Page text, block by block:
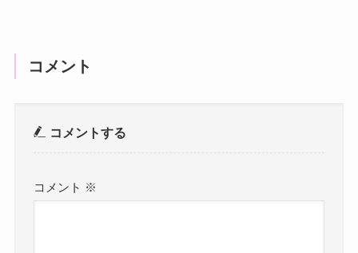
コメント
コメントする
コメント ※